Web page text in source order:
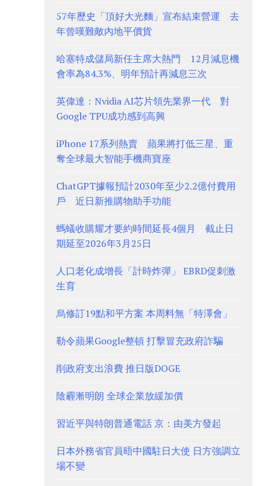
57年歷史「頂好大光麵」宣布結束營運 去
年曾嘆難敵內地平價貨
哈塞特成儲局新任主席大熱門 12月減息機
會率為84.3%、明年預計再減息三次
英偉達：Nvidia AI芯片領先業界一代 對
Google TPU成功感到高興
iPhone 17系列熱賣 蘋果將打低三星、重
奪全球最大智能手機商寶座
ChatGPT據報預計2030年至少2.2億付費用
戶 近日新推購物助手功能
螞蟻收購耀才要約時間延長4個月 截止日
期延至2026年3月25日
人口老化成增長「計時炸彈」 EBRD促刺激
生育
烏修訂19點和平方案 本周料無「特澤會」
勒令蘋果Google整頓 打擊冒充政府詐騙
削政府支出浪費 推日版DOGE
陰霾漸明朗 全球企業放緩加價
習近平與特朗普通電話 京：由美方發起
日本外務省官員晤中國駐日大使 日方強調立
場不變